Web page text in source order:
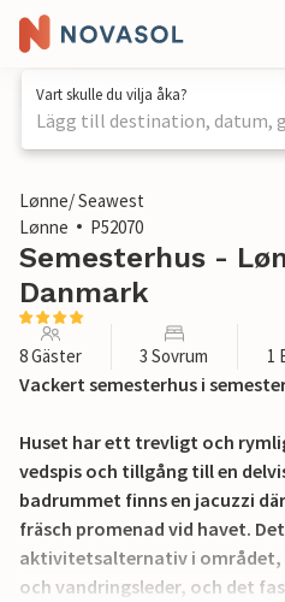
Vart skulle du vilja åka?
Lägg till destination, datum,
1 / 20
Lønne/ Seawest
Lønne
P52070
Semesterhus -
Danmark
8 Gäster 3 Sovrum 1
Vackert semesterhus i
Huset har ett trevligt och
vedspis och tillgång till en
badrummet finns en jacuzzi
fräsch promenad vid havet.
aktivitetsalternativ i
och vandringsleder, och det